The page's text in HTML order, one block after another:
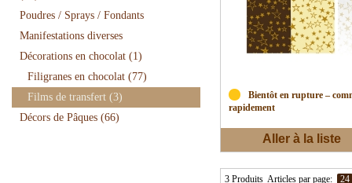
Poudres / Sprays / Fondants
Manifestations diverses
Décorations en chocolat (1)
Filigranes en chocolat (77)
Films de transfert (3)
Décors de Pâques (66)
Bientôt en rupture –
rapidement
Aller à la liste
3 Produits Articles par page: 24